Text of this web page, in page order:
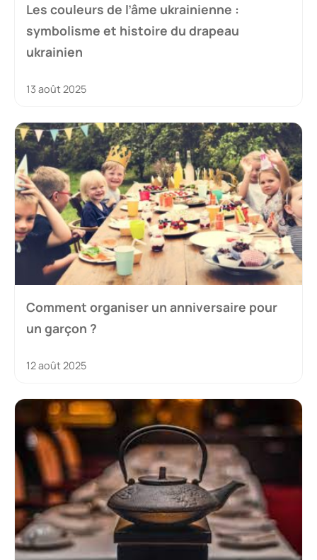
Les couleurs de l’âme ukrainienne :
symbolisme et histoire du drapeau
ukrainien
13 août 2025
Comment organiser un anniversaire pour
un garçon ?
12 août 2025